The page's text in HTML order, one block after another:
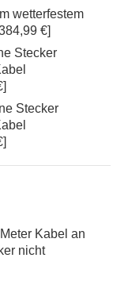
wetterfestem
€]
Stecker
Stecker
Kabel an
nicht